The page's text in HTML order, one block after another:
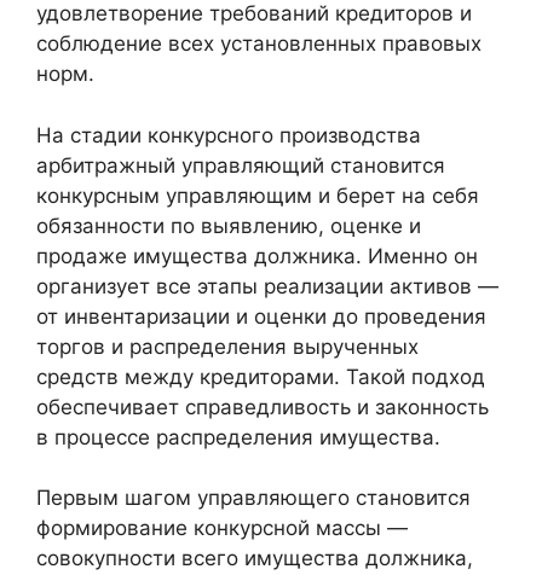
удовлетворение требований кредиторов и
соблюдение всех установленных правовых
норм.
На стадии конкурсного производства
арбитражный управляющий становится
конкурсным управляющим и берет на себя
обязанности по выявлению, оценке и
продаже имущества должника. Именно он
организует все этапы реализации активов —
от инвентаризации и оценки до проведения
торгов и распределения вырученных
средств между кредиторами. Такой подход
обеспечивает справедливость и законность
в процессе распределения имущества.
Первым шагом управляющего становится
формирование конкурсной массы —
совокупности всего имущества должника,